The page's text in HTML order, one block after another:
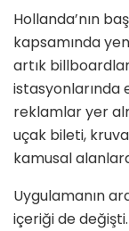
Hollanda’nın
kapsamında
artık
istasyonlarında
reklamlar yer
uçak bileti,
kamusal
Uygulamanın
içeriği de